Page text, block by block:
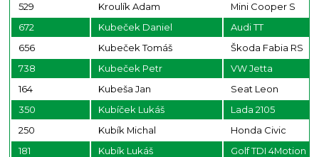
529
Kroulík Adam
Mini Cooper S
672
Kubeček Daniel
Audi TT
656
Kubeček Tomáš
Škoda Fabia RS
738
Kubeček Petr
VW Jetta
164
Kubeša Jan
Seat Leon
350
Kubíček Lukáš
Lada 2105
250
Kubík Michal
Honda Civic
181
Kubík Lukáš
Golf TDI 4Motion